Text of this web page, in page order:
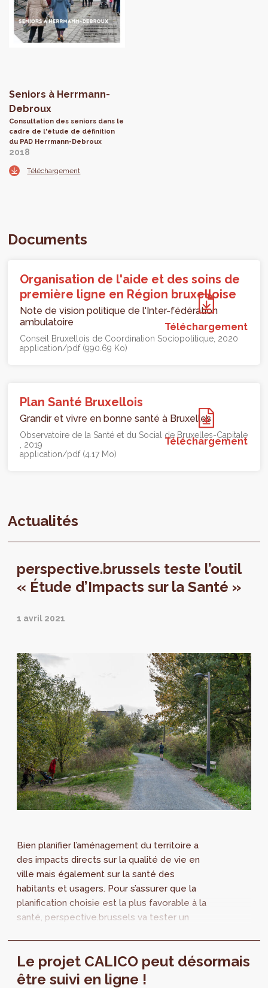
Seniors à Herrmann-
Debroux
Consultation des seniors dans le
cadre de l'étude de définition
du PAD Herrmann-Debroux
2018
Téléchargement
Documents
Organisation de l'aide et des soins de
première ligne en Région bruxelloise
Note de vision politique de l'Inter-fédération
ambulatoire
Conseil Bruxellois de Coordination Sociopolitique 2020
application/pdf (990.69 Ko)
Téléchargement
Plan Santé Bruxellois
Grandir et vivre en bonne santé à Bruxelles
Observatoire de la Santé et du Social de Bruxelles-Capitale
2019
application/pdf (4.17 Mo)
Téléchargement
Actualités
perspective.brussels teste l’outil
« Étude d’Impacts sur la Santé »
1 avril 2021
Bien planifier l’aménagement du territoire a
des impacts directs sur la qualité de vie en
ville mais également sur la santé des
habitants et usagers. Pour s’assurer que la
planification choisie est la plus favorable à la
santé, perspective.brussels va tester un
Le projet CALICO peut désormais
être suivi en ligne !